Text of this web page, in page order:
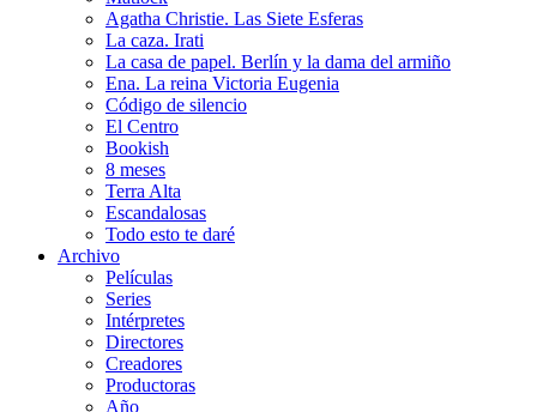
Agatha Christie. Las Siete Esferas
La caza. Irati
La casa de papel. Berlín y la dama del armiño
Ena. La reina Victoria Eugenia
Código de silencio
El Centro
Bookish
8 meses
Terra Alta
Escandalosas
Todo esto te daré
Archivo
Películas
Series
Intérpretes
Directores
Creadores
Productoras
Año